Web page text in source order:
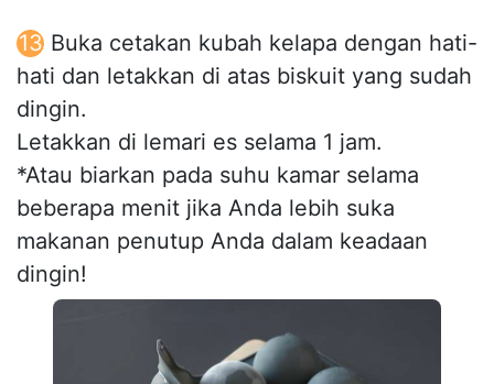
Buka cetakan kubah kelapa dengan hati-
hati dan letakkan di atas biskuit yang sudah
dingin.
Letakkan di lemari es selama 1 jam.
*Atau biarkan pada suhu kamar selama
beberapa menit jika Anda lebih suka
makanan penutup Anda dalam keadaan
dingin!